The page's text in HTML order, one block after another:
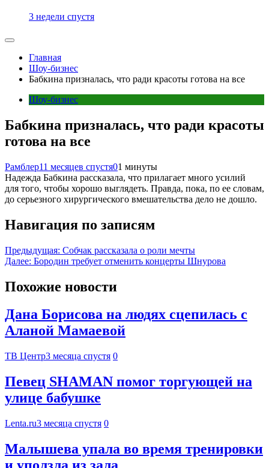
3 недели спустя
Главная
Шоу-бизнес
Бабкина призналась, что ради красоты готова на все
Шоу-бизнес
Бабкина призналась, что ради красоты
готова на все
Рамблер11 месяцев спустя01 минуты
Надежда Бабкина рассказала, что прилагает много усилий
для того, чтобы хорошо выглядеть. Правда, пока, по ее словам,
до серьезного хирургического вмешательства дело не дошло.
Навигация по записям
Предыдущая: Собчак рассказала о роли мечты
Далее: Бородин требует отменить концерты Шнурова
Похожие новости
Дана Борисова на людях сцепилась с
Аланой Мамаевой
ТВ Центр3 месяца спустя 0
Певец SHAMAN помог торгующей на
улице бабушке
Lenta.ru3 месяца спустя 0
Малышева упала во время тренировки